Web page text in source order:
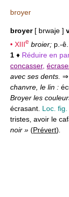
broyer
broyer[ brwaje ]
• XIIIe broier; p.-
1 ♦ Réduire en
concasser,
avec ses dents. ⇒
chanvre, le lin :
Broyer les
écrasant. Loc. fig.
tristes, avoir le
noir » (Prévert)